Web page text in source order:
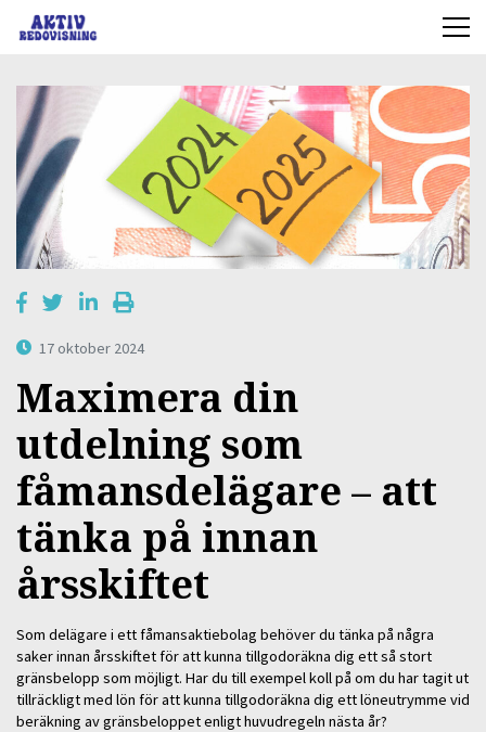
17 oktober 2024
Maximera din
utdelning som
fåmansdelägare – att
tänka på innan
årsskiftet
Som delägare i ett fåmansaktiebolag behöver du tänka på några
saker innan årsskiftet för att kunna tillgodoräkna dig ett så stort
gränsbelopp som möjligt. Har du till exempel koll på om du har tagit ut
tillräckligt med lön för att kunna tillgodoräkna dig ett löneutrymme vid
beräkning av gränsbeloppet enligt huvudregeln nästa år?